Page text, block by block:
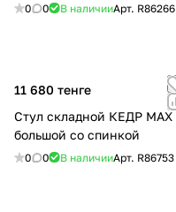
0 0 В наличииАрт. R86266
11 680 тенге
Стул складной КЕДР MAX
большой со спинкой
0 0 В наличииАрт. R86753